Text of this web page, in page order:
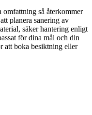
så återkommer
planera sanering av
säker hantering enligt
för dina mål och din
att boka besiktning eller